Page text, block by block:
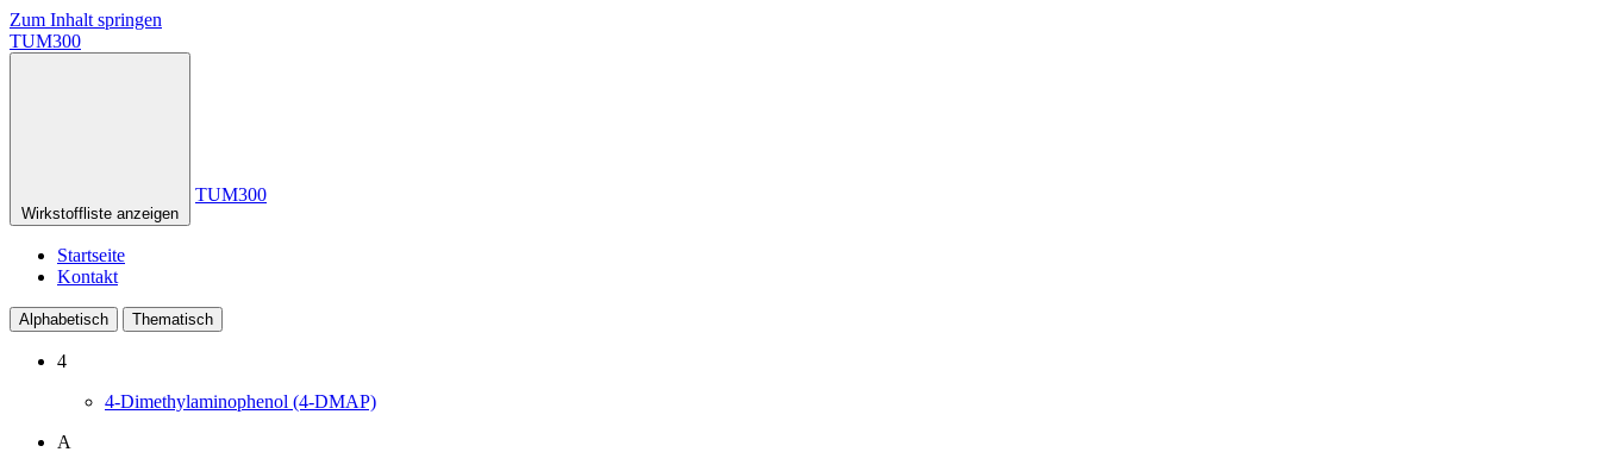
Zum Inhalt springen
TUM300
Wirkstoffliste anzeigen
TUM300
Startseite
Kontakt
Alphabetisch Thematisch
4
4-Dimethylaminophenol (4-DMAP)
A